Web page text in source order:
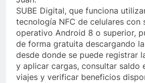
SUBE Digital, que funciona
tecnología NFC de celulares con
operativo Android 8 o superior,
de forma gratuita descargando la
desde donde se puede registrar
y aplicar cargas, consultar saldo
viajes y verificar beneficios